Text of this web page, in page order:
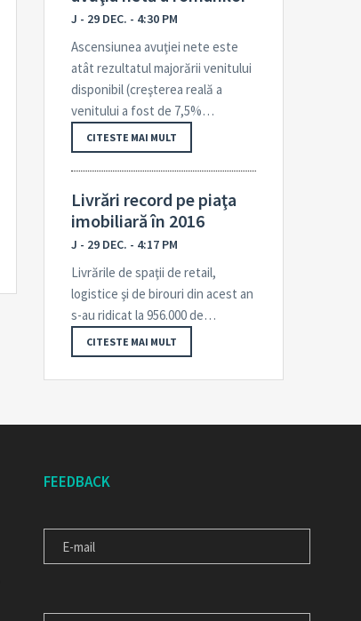
J - 29 DEC. - 4:30 PM
Ascensiunea avuţiei nete este
atât rezultatul majorării venitului
disponibil (creş­terea reală a
venitului a fost de 7,5%…
CITESTE MAI MULT
Livrări record pe piaţa
imobiliară în 2016
J - 29 DEC. - 4:17 PM
Livrările de spaţii de retail,
logistice şi de birouri din acest an
s-au ridicat la 956.000 de…
CITESTE MAI MULT
FEEDBACK
MAIL